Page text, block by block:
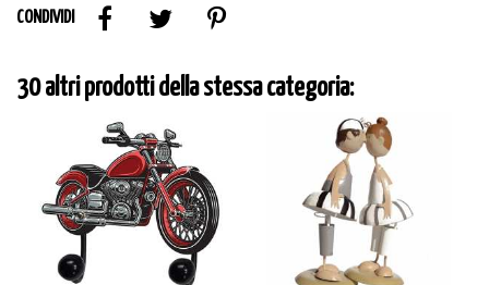
CONDIVIDI
30 altri prodotti della stessa categoria: